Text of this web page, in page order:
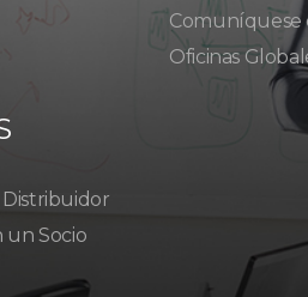
Comuníquese
Oficinas
un Socio